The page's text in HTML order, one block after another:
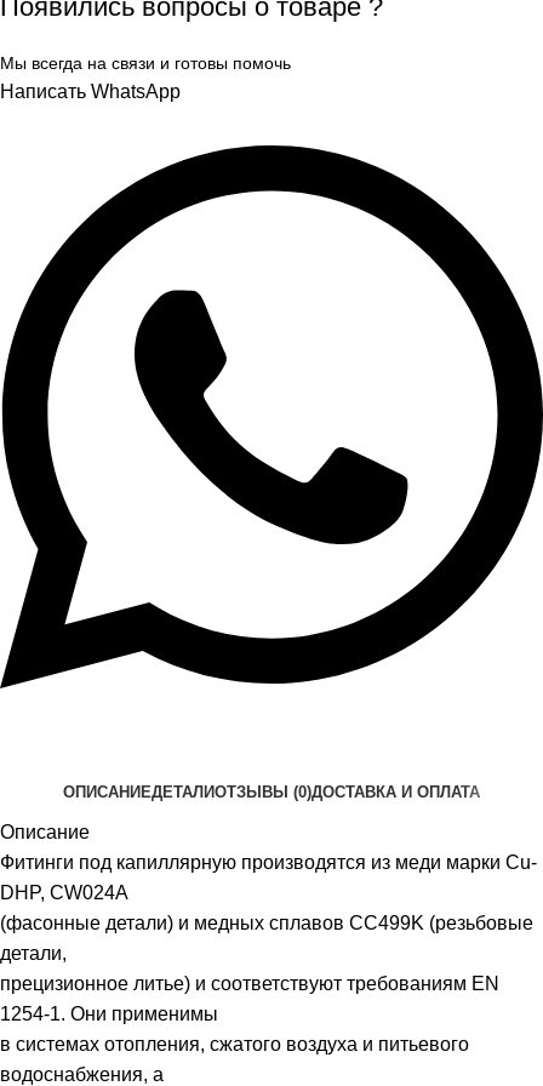
Появились вопросы о товаре ?
Мы всегда на связи и готовы помочь
Написать WhatsApp
ОПИСАНИЕДЕТАЛИОТЗЫВЫ (0)ДОСТАВКА И ОПЛАТА
Описание
Фитинги под капиллярную производятся из меди марки Cu-
DHP, CW024A
(фасонные детали) и медных сплавов CC499K (резьбовые
детали,
прецизионное литье) и соответствуют требованиям EN
1254-1. Они применимы
в системах отопления, сжатого воздуха и питьевого
водоснабжения, а